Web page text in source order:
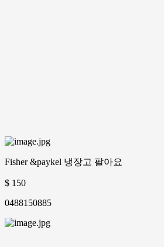
Fisher &paykel 냉장고 팔아요
$ 150
0488150885